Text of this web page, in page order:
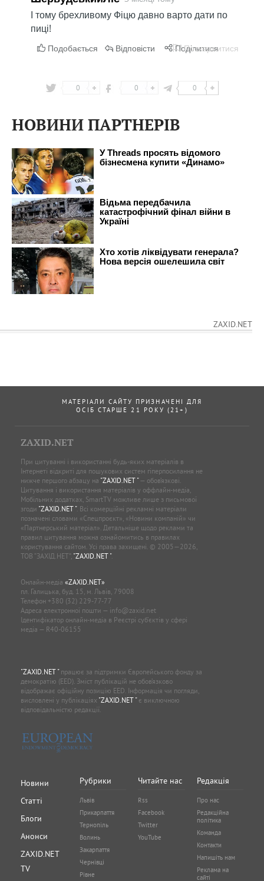
0 0 0
НОВИНИ ПАРТНЕРІВ
ZAXID.NET
МАТЕРІАЛИ САЙТУ ПРИЗНАЧЕНІ ДЛЯ
ОСІБ СТАРШЕ 21 РОКУ (21+)
ZAXID.NET
При цитуванні і використанні будь-яких матеріалів в
Інтернеті відкриті для пошукових систем гіперпосилання не
нижче першого абзацу на "ZAXID.NET "— обов’язкові.
Цитування і використання матеріалів у оффлайн-медіа,
Мобільних додатках, SmartTV можливе лише з письмової
згоди "ZAXID.NET ". Всі комерційні рекламні матеріали
позначені словами «Спецпроєкт», «Новини компаній» чи
«Партнерський матеріал». Детальніше щодо реклами та
правил цитування можна ознайомитись в правилах
користування сайтом. Усі права захищені. © 2005—2026,
ТОВ “ЗАХІД.НЕТ”, "ZAXID.NET ".
Онлайн-медіа «ZAXID.NET»
пл. Галицька, буд. 15, м. Львів, 79008
Телефон +380 (32) 229-77-77
Адреса електронної пошти — info@zaxid.net
Ідентифікатор онлайн-медіа в Реєстрі суб'єктів у сфері
медіа — R40-06155
"ZAXID.NET "працює за підтримки Європейського фонду за
демократію (EED). Зміст публікацій не обов’язково
відображає офіційну позицію EED. Інформація чи погляди,
висловлені у публікаціях "ZAXID.NET "є виключною
відповідальністю редакції.
Новини
Статті
Блоги
Анонси
ZAXID.NET
TV
Рубрики
Львів
Прикарпаття
Тернопіль
Волинь
Закарпаття
Чернівці
Рівне
Читайте нас
Rss
Facebook
Twitter
YouTube
Редакція
Про нас
Редакційна
політика
Команда
Контакти
Напишіть нам
Реклама на
сайті